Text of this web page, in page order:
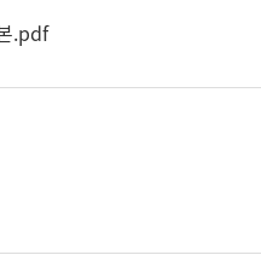
.pdf